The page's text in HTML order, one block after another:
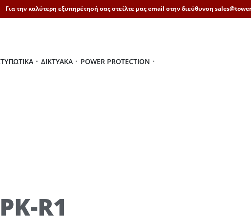
Για την καλύτερη εξυπηρέτησή σας στείλτε μας email στην διεύθυνση
ΔΙΚΤΥΑΚΆ POWER PROTECTION
R1